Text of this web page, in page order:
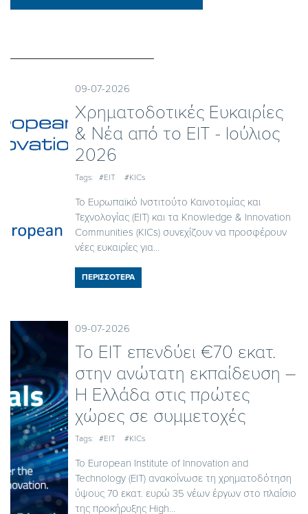
09-07-2026
Χρηματοδοτικές Ευκαιρίες
& Νέα από το EIT - Iούλιος
2026
Tags: #EIT #KICs
Το Ευρωπαϊκό Ινστιτούτο Καινοτομίας και
Τεχνολογίας (EIT) και τα Knowledge & Innovation
Communities (KICs) συνεχίζουν να προσφέρουν
νέες ευκαιρίες για...
ΠΕΡΙΣΣΟΤΕΡΑ
09-07-2026
Το EIT επενδύει €70 εκατ.
στην ανώτατη εκπαίδευση –
Η Ελλάδα στις πρώτες
χώρες σε συμμετοχές
Tags: #EIT #KICs
Το European Institute of Innovation and
Technology (EIT) ανακοίνωσε τη χρηματοδότηση
ύψους 70 εκατ. ευρώ 35 νέων έργων στο πλαίσιο
της προκήρυξης High...